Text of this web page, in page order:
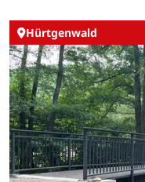
Hürtgenwald